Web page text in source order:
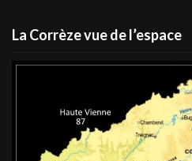
La Corrèze vue de l’espace